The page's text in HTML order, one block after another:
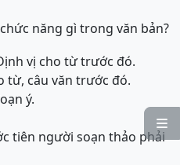

năng gì trong văn bản?
vị cho từ trước đó.
từ, câu văn trước đó.
ý.
tiên người soạn thảo phải